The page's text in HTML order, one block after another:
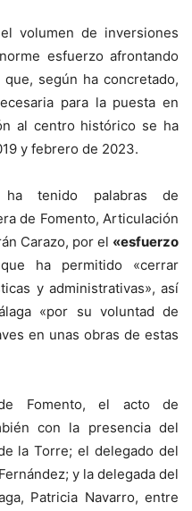
volumen de inversiones
esfuerzo afrontando
según ha concretado,
para la puesta en
al centro histórico se ha
y febrero de 2023.
ha tenido palabras de
de Fomento, Articulación
Carazo, por el «esfuerzo
ha permitido «cerrar
y administrativas», así
«por su voluntad de
en unas obras de estas
Fomento, el acto de
con la presencia del
la Torre; el delegado del
y la delegada del
Patricia Navarro, entre